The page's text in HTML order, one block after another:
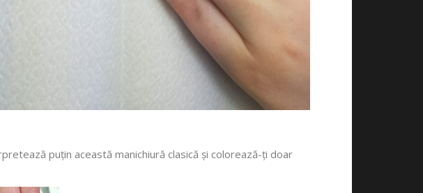
puțin această manichiură clasică și colorează-ți doar